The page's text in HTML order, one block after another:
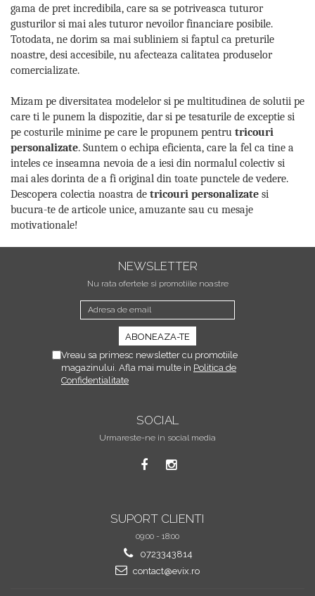
gama de pret incredibila, care sa se potriveasca tuturor
gusturilor si mai ales tuturor nevoilor financiare posibile.
Totodata, ne dorim sa mai subliniem si faptul ca preturile
noastre, desi accesibile, nu afecteaza calitatea produselor
comercializate.
Mizam pe diversitatea modelelor si pe multitudinea de solutii pe
care ti le punem la dispozitie, dar si pe tesaturile de exceptie si
pe costurile minime pe care le propunem pentru tricouri
personalizate. Suntem o echipa eficienta, care la fel ca tine a
inteles ce inseamna nevoia de a iesi din normalul colectiv si
mai ales dorinta de a fi original din toate punctele de vedere.
Descopera colectia noastra de tricouri personalizate si
bucura-te de articole unice, amuzante sau cu mesaje
motivationale!
NEWSLETTER
Nu rata ofertele si promotiile noastre
Vreau sa primesc newsletter cu promotiile
magazinului. Afla mai multe in Politica de
Confidentialitate
SOCIAL
Urmareste-ne in social media
SUPORT CLIENTI
09:00 - 18:00
0723343814
contact@evix.ro